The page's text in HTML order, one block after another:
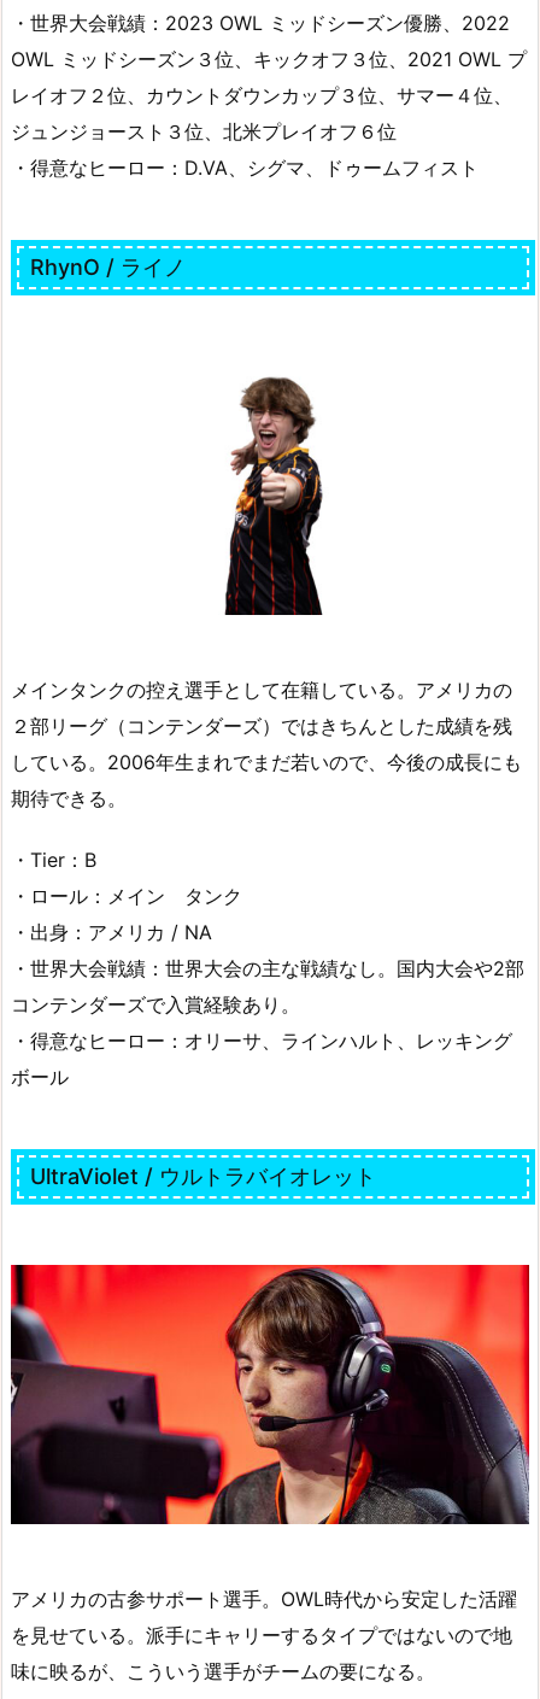
・世界大会戦績：2023 OWL ミッドシーズン優勝、2022
OWL ミッドシーズン３位、キックオフ３位、2021 OWL プ
レイオフ２位、カウントダウンカップ３位、サマー４位、
ジュンジョースト３位、北米プレイオフ６位
・得意なヒーロー：D.VA、シグマ、ドゥームフィスト
RhynO / ライノ
メインタンクの控え選手として在籍している。アメリカの
２部リーグ（コンテンダーズ）ではきちんとした成績を残
している。2006年生まれでまだ若いので、今後の成長にも
期待できる。
・Tier：B
・ロール：メイン タンク
・出身：アメリカ / NA
・世界大会戦績：世界大会の主な戦績なし。国内大会や2部
コンテンダーズで入賞経験あり。
・得意なヒーロー：オリーサ、ラインハルト、レッキング
ボール
UltraViolet / ウルトラバイオレット
アメリカの古参サポート選手。OWL時代から安定した活躍
を見せている。派手にキャリーするタイプではないので地
味に映るが、こういう選手がチームの要になる。